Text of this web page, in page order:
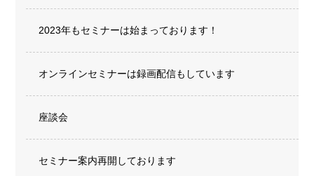
2023年もセミナーは始まっております！
オンラインセミナーは録画配信もしています
座談会
セミナー案内再開しております